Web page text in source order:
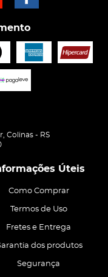
Colinas - RS
Úteis
Como Comprar
Termos de Uso
Fretes e Entrega
dos produtos
Segurança